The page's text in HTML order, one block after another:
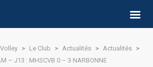
> Le Club > Actualités > Actualités >
– J13 : MHSCVB 0 – 3 NARBONNE